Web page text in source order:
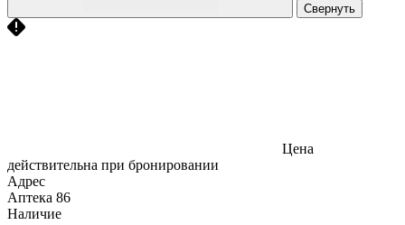
Свернуть
Цена
действительна при бронировании
Адрес
Аптека 86
Наличие